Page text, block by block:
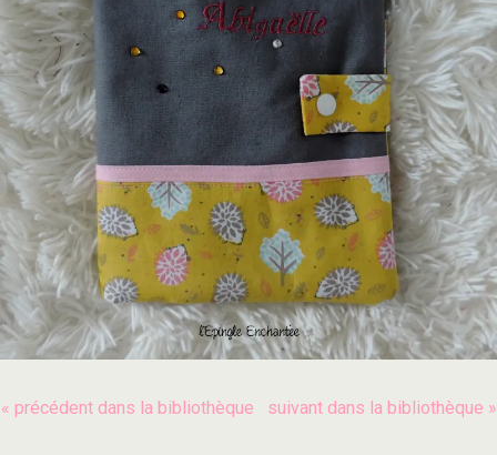
« précédent dans la bibliothèque suivant dans la bibliothèque »